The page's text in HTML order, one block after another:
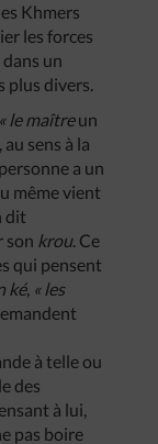
Khmers
les forces
un
plus divers.
« le maîtreun
sens à la
a un
même vient
dit
son krou. Ce
qui pensent
ké, « les
à telle ou
des
à lui,
pas boire